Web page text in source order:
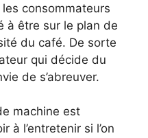
consommateurs
à être sur le plan de
du café. De sorte
qui décide du
de s’abreuver.
machine est
à l’entretenir si l’on